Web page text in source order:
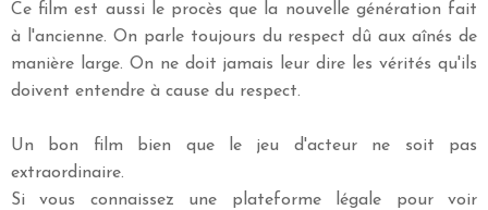
Ce film est aussi le procès que la nouvelle génération fait
à l'ancienne. On parle toujours du respect dû aux aînés de
manière large. On ne doit jamais leur dire les vérités qu'ils
doivent entendre à cause du respect.
Un bon film bien que le jeu d'acteur ne soit pas
extraordinaire.
Si vous connaissez une plateforme légale pour voir